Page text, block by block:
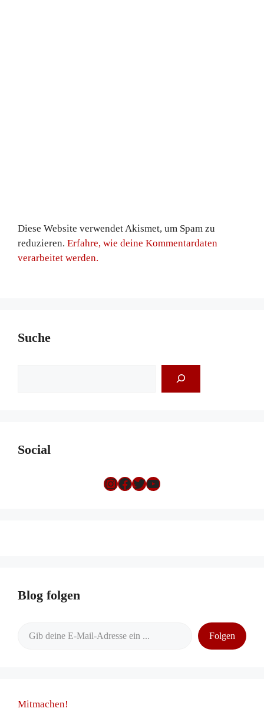
Diese Website verwendet Akismet, um Spam zu
reduzieren. Erfahre, wie deine Kommentardaten
verarbeitet werden.
Suche
Social
Instagram
Facebook
Twitter
YouTube
Blog folgen
Folgen
Mitmachen!